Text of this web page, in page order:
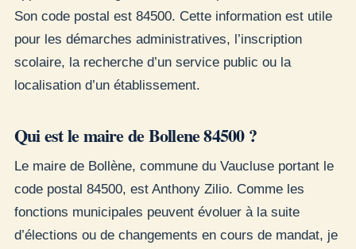
Son code postal est 84500. Cette information est utile
pour les démarches administratives, l’inscription
scolaire, la recherche d’un service public ou la
localisation d’un établissement.
Qui est le maire de Bollene 84500 ?
Le maire de Bollène, commune du Vaucluse portant le
code postal 84500, est Anthony Zilio. Comme les
fonctions municipales peuvent évoluer à la suite
d’élections ou de changements en cours de mandat, je